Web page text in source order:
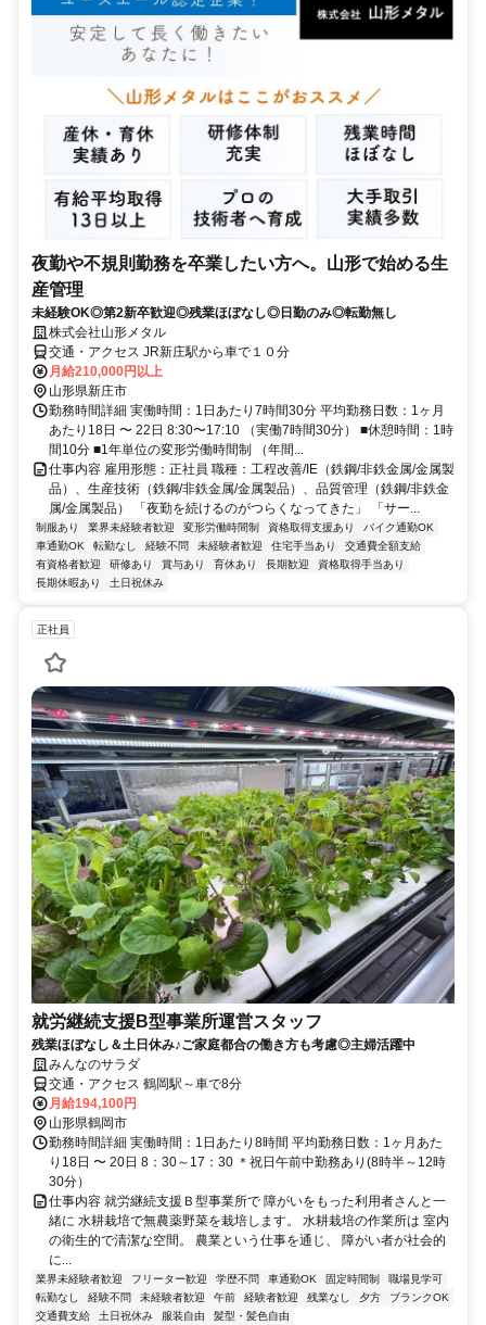
夜勤や不規則勤務を卒業したい方へ。山形で始める生
産管理
未経験OK◎第2新卒歓迎◎残業ほぼなし◎日勤のみ◎転勤無し
株式会社山形メタル
交通・アクセス JR新庄駅から車で１０分
月給210,000円以上
山形県新庄市
勤務時間詳細 実働時間：1日あたり7時間30分 平均勤務日数：1ヶ月
あたり18日 〜 22日 8:30〜17:10 （実働7時間30分） ■休憩時間：1時
間10分 ■1年単位の変形労働時間制 （年間...
仕事内容 雇用形態：正社員 職種：工程改善/IE（鉄鋼/非鉄金属/金属製
品）、生産技術（鉄鋼/非鉄金属/金属製品）、品質管理（鉄鋼/非鉄金
属/金属製品） 「夜勤を続けるのがつらくなってきた」 「サー...
制服あり 業界未経験者歓迎 変形労働時間制 資格取得支援あり
バイク通勤OK
車通勤OK
転勤なし 経験不問 未経験者歓迎 住宅手当あり
交通費全額支給
有資格者歓迎
研修あり 賞与あり 育休あり 長期歓迎
資格取得手当あり
長期休暇あり
土日祝休み
正社員
就労継続支援B型事業所運営スタッフ
残業ほぼなし＆土日休み♪ご家庭都合の働き方も考慮◎主婦活躍中
みんなのサラダ
交通・アクセス 鶴岡駅～車で8分
月給194,100円
山形県鶴岡市
勤務時間詳細 実働時間：1日あたり8時間 平均勤務日数：1ヶ月あた
り18日 〜 20日 8：30～17：30 ＊祝日午前中勤務あり(8時半～12時
30分）
仕事内容 就労継続支援Ｂ型事業所で 障がいをもった利用者さんと一
緒に 水耕栽培で無農薬野菜を栽培します。 水耕栽培の作業所は 室内
の衛生的で清潔な空間。 農業という仕事を通じ、 障がい者が社会的
に...
業界未経験者歓迎 フリーター歓迎 学歴不問 車通勤OK 固定時間制
職場見学可
転勤なし
経験不問 未経験者歓迎 午前 経験者歓迎 残業なし 夕方
ブランクOK
交通費支給
土日祝休み 服装自由 髪型・髪色自由